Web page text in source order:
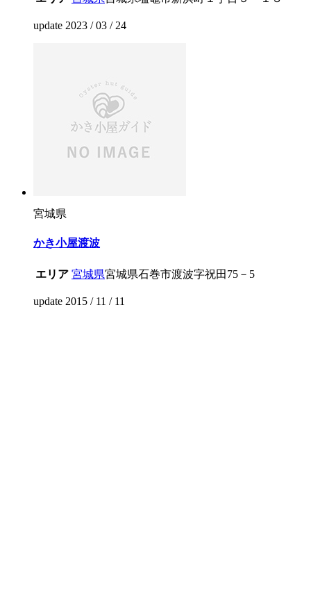
update 2023 / 03 / 24
宮城県
かき小屋渡波
エリア 宮城県宮城県石巻市渡波字祝田75－5
update 2015 / 11 / 11